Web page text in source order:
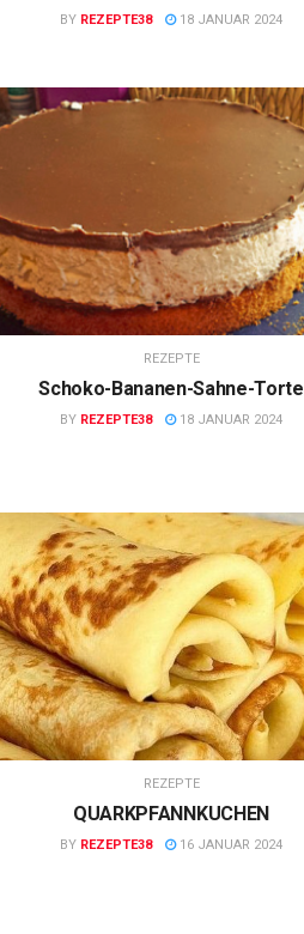
BY REZEPTE38 18 JANUAR 2024
REZEPTE
Schoko-Bananen-Sahne-Torte
BY REZEPTE38 18 JANUAR 2024
REZEPTE
QUARKPFANNKUCHEN
BY REZEPTE38 16 JANUAR 2024